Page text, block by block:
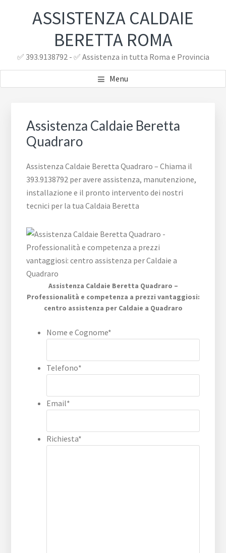
pagina
ASSISTENZA CALDAIE
BERETTA ROMA
✅ 393.9138792 - ✅ Assistenza in tutta Roma e Provincia
Menu
Assistenza Caldaie Beretta
Quadraro
Assistenza Caldaie Beretta Quadraro – Chiama il
393.9138792 per avere assistenza, manutenzione,
installazione e il pronto intervento dei nostri
tecnici per la tua Caldaia Beretta
Assistenza Caldaie Beretta Quadraro –
Professionalità e competenza a prezzi vantaggiosi:
centro assistenza per Caldaie a Quadraro
Nome e Cognome*
Telefono*
Email*
Richiesta*